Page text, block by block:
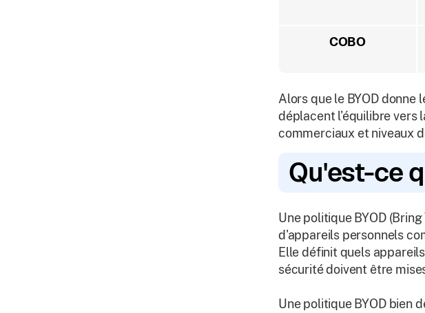
COBO
Alors que le BYOD donne
déplacent l'équilibre vers
commerciaux et niveaux
Qu'est-ce
Une politique BYOD
d'appareils personnels
Elle définit quels
sécurité doivent être
Une politique BYOD bien